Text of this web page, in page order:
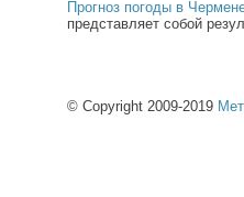
Прогноз погоды в
представляет собой
© Copyright 2009-2019